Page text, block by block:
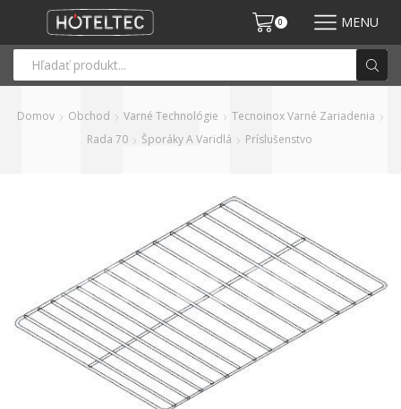
0 MENU
Domov Obchod Varné Technológie
Tecnoinox Varné Zariadenia
Rada 70
Šporáky A Varidlá Príslušenstvo